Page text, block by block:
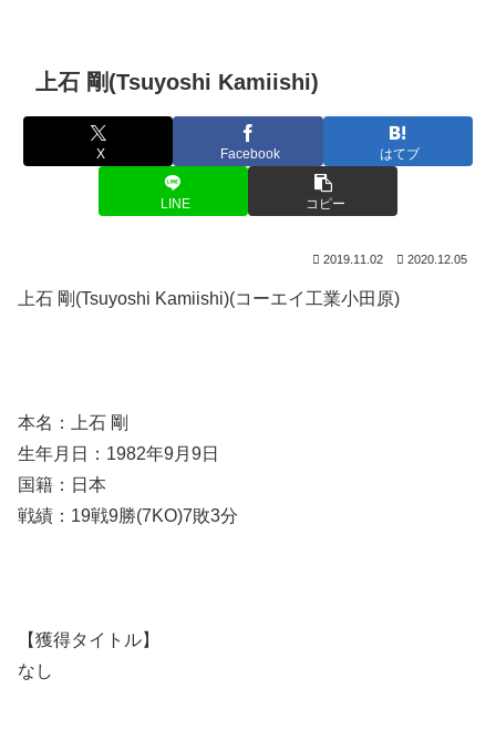
上石 剛(Tsuyoshi Kamiishi)
X Facebook はてブ
LINE コピー
2019.11.02 2020.12.05
上石 剛(Tsuyoshi Kamiishi)(コーエイ工業小田原)
本名：上石 剛
生年月日：1982年9月9日
国籍：日本
戦績：19戦9勝(7KO)7敗3分
【獲得タイトル】
なし